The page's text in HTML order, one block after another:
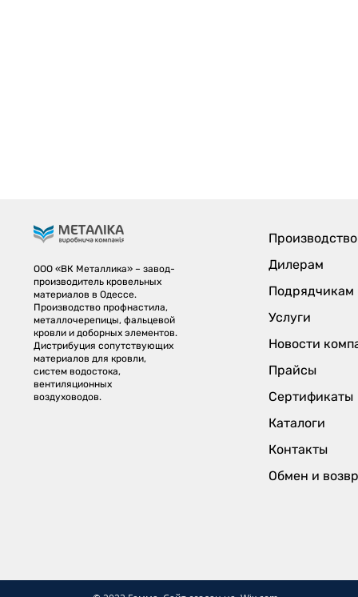
ООО «ВК Металлика» – завод-
производитель кровельных
материалов в Одессе.
Производство профнастила,
металлочерепицы, фальцевой
кровли и доборных элементов.
Дистрибуция сопутствующих
материалов для кровли,
систем водостока,
вентиляционных
воздуховодов.
Производство
Дилерам
Подрядчикам
Услуги
Новости
Прайсы
Сертификаты
Каталоги
Контакты
Обмен и